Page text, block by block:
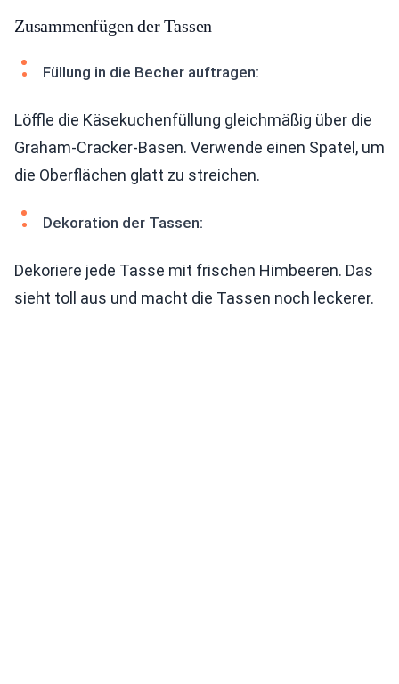
Zusammenfügen der Tassen
Füllung in die Becher auftragen:
Löffle die Käsekuchenfüllung gleichmäßig über die
Graham-Cracker-Basen. Verwende einen Spatel, um
die Oberflächen glatt zu streichen.
Dekoration der Tassen:
Dekoriere jede Tasse mit frischen Himbeeren. Das
sieht toll aus und macht die Tassen noch leckerer.